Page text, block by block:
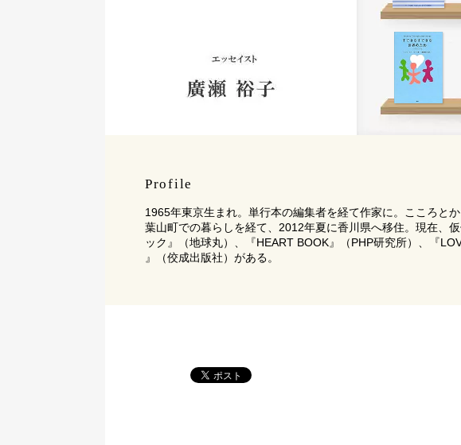
Profile
1965年東京生まれ。単行本の編集者を経て作家に。こころと
葉山町での暮らしを経て、2012年夏に香川県へ移住。現在、
ック』（地球丸）、『HEART BOOK』（PHP研究所）、『
』（佼成出版社）がある。